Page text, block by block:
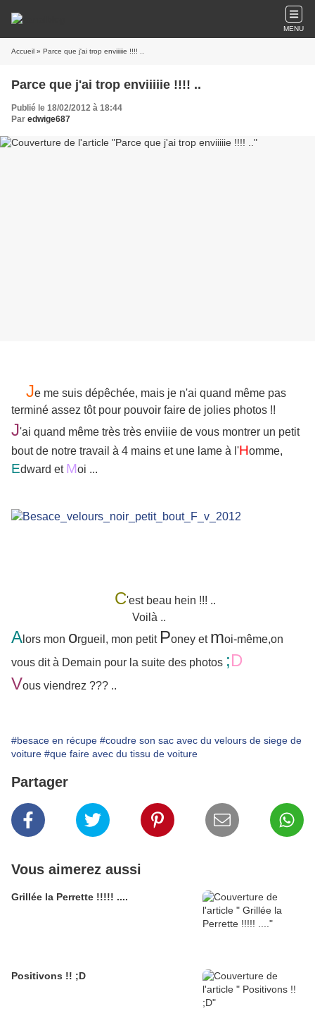
MENU
Accueil » Parce que j'ai trop enviiiiie !!!! ..
Parce que j'ai trop enviiiiie !!!! ..
Publié le 18/02/2012 à 18:44
Par edwige687
Je me suis dépêchée, mais je n'ai quand même pas
terminé assez tôt pour pouvoir faire de jolies photos !!
J'ai quand même très très enviiie de vous montrer un petit
bout de notre travail à 4 mains et une lame à l'Homme,
Edward et Moi ...
C'est beau hein !!! ..
Voilà ..
A lors mon orgueil, mon petit Poney et moi-même,on
vous dit à Demain pour la suite des photos ;D
Vous viendrez ??? ..
#besace en récupe #coudre son sac avec du velours de siege de
voiture #que faire avec du tissu de voiture
Partager
Vous aimerez aussi
Grillée la Perrette !!!!! ....
Positivons !! ;D